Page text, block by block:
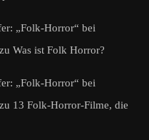
„Folk-Horror“ bei
zu Was ist Folk Horror?
„Folk-Horror“ bei
zu 13 Folk-Horror-Filme, die